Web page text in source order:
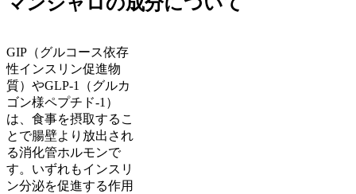
GIP（グルコース依存
性インスリン促進物
質）やGLP-1（グルカ
ゴン様ペプチド-1）
は、食事を摂取するこ
とで腸壁より放出され
る消化管ホルモンで
す。いずれもインスリ
ン分泌を促進する作用